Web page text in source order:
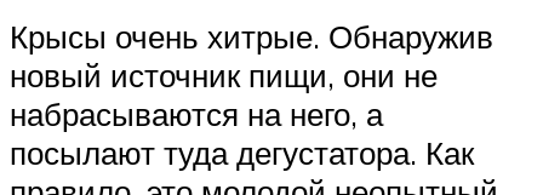
Крысы очень хитрые. Обнаружив
новый источник пищи, они не
набрасываются на него, а
посылают туда дегустатора. Как